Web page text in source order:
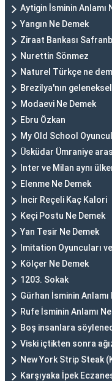
Aytigin İsminin Anlamı
Yangın Ne Demek
Ziraat Bankası
Nurettin Sönmez
Naturel Türkçe ne
Brezilya'nın
Modaevi Ne Demek
Ebru Özkan
My Old School
Üsküdar Ümraniye
Inter ve Milan aynı
Elenme Ne Demek
İncir Reçeli Kaç Kalori
Keçi Postu Ne Demek
Yan Tesir Ne Demek
Imitation Oyuncuları
Kölçer Ne Demek
1203. Sokak
Gürhan İsminin Anlamı
Rufe İsminin Anlamı
Boş insanlara
Viski içtikten sonra
New York Strip Steak
Karşıyaka İpek